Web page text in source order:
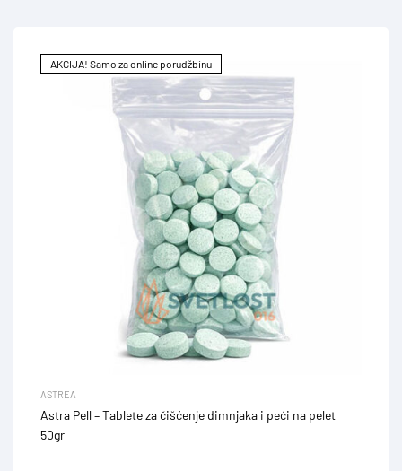
AKCIJA! Samo za online porudžbinu
ASTREA
Astra Pell – Tablete za čišćenje dimnjaka i peći na pelet
50gr